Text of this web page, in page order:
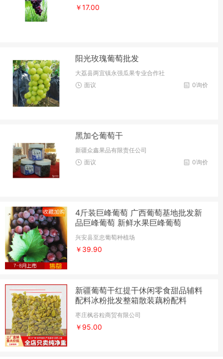
￥17.00
阳光玫瑰葡萄批发
大荔县两宜镇永强瓜果专业合作社
0询价
面议
黑加仑葡萄干
新疆众鑫果品有限责任公司
0询价
面议
4斤装巨峰葡萄 广西葡萄基地批发新
品巨峰葡萄 新鲜水果巨峰葡萄
兴安县至忠葡萄种植场
￥39.90
新疆葡萄干红提干休闲零食甜品辅料
配料冰粉批发整箱散装藕粉配料
枣庄枫谷粒商贸有限公司
￥95.00